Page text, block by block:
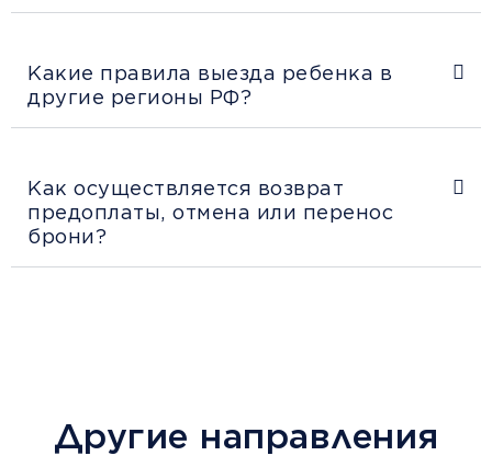
Какие правила выезда ребенка в
другие регионы РФ?
Как осуществляется возврат
предоплаты, отмена или перенос
брони?
Другие направления